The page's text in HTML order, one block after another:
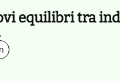
equilibri tra